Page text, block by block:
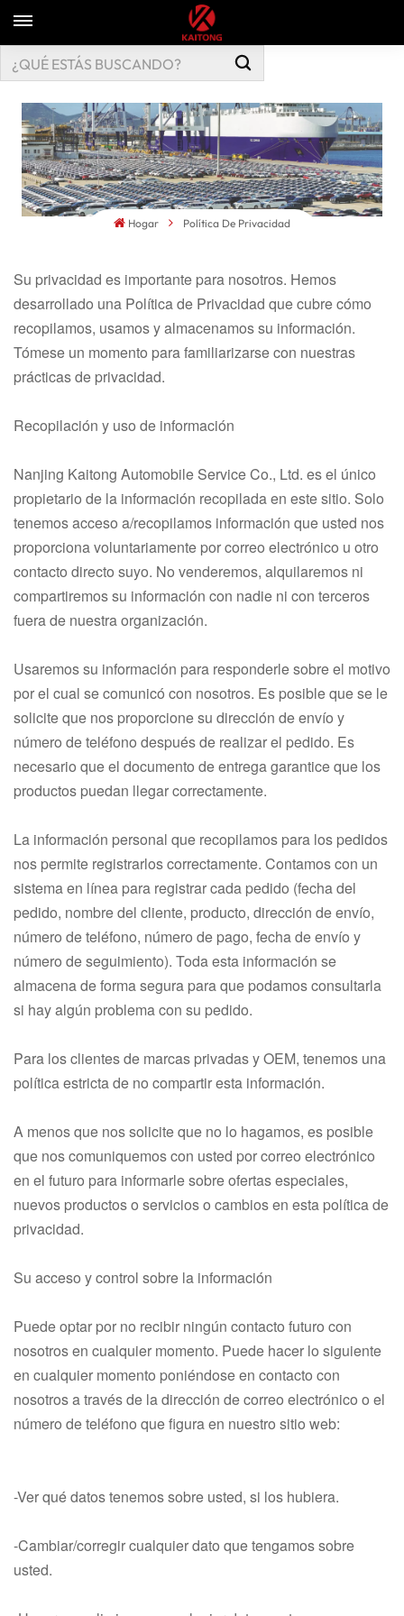
Hogar Política De Privacidad
Su privacidad es importante para nosotros. Hemos
desarrollado una Política de Privacidad que cubre cómo
recopilamos, usamos y almacenamos su información.
Tómese un momento para familiarizarse con nuestras
prácticas de privacidad.
Recopilación y uso de información
Nanjing Kaitong Automobile Service Co., Ltd. es el único
propietario de la información recopilada en este sitio. Solo
tenemos acceso a/recopilamos información que usted nos
proporciona voluntariamente por correo electrónico u otro
contacto directo suyo. No venderemos, alquilaremos ni
compartiremos su información con nadie ni con terceros
fuera de nuestra organización.
Usaremos su información para responderle sobre el motivo
por el cual se comunicó con nosotros. Es posible que se le
solicite que nos proporcione su dirección de envío y
número de teléfono después de realizar el pedido. Es
necesario que el documento de entrega garantice que los
productos puedan llegar correctamente.
La información personal que recopilamos para los pedidos
nos permite registrarlos correctamente. Contamos con un
sistema en línea para registrar cada pedido (fecha del
pedido, nombre del cliente, producto, dirección de envío,
número de teléfono, número de pago, fecha de envío y
número de seguimiento). Toda esta información se
almacena de forma segura para que podamos consultarla
si hay algún problema con su pedido.
Para los clientes de marcas privadas y OEM, tenemos una
política estricta de no compartir esta información.
A menos que nos solicite que no lo hagamos, es posible
que nos comuniquemos con usted por correo electrónico
en el futuro para informarle sobre ofertas especiales,
nuevos productos o servicios o cambios en esta política de
privacidad.
Su acceso y control sobre la información
Puede optar por no recibir ningún contacto futuro con
nosotros en cualquier momento. Puede hacer lo siguiente
en cualquier momento poniéndose en contacto con
nosotros a través de la dirección de correo electrónico o el
número de teléfono que figura en nuestro sitio web:
-Ver qué datos tenemos sobre usted, si los hubiera.
-Cambiar/corregir cualquier dato que tengamos sobre
usted.